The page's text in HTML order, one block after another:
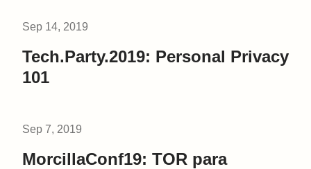
Sep 14, 2019
Tech.Party.2019: Personal Privacy
101
Sep 7, 2019
MorcillaConf19: TOR para